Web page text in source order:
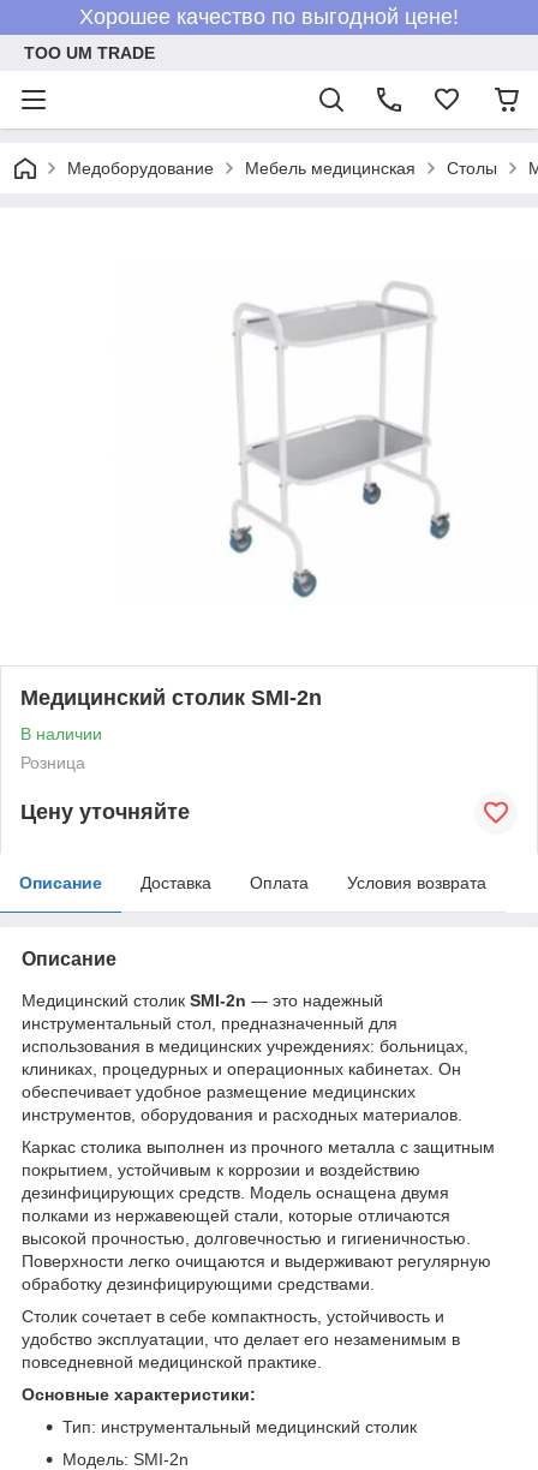
Хорошее качество по выгодной цене!
ТОО UM TRADE
Медоборудование Мебель медицинская Столы
Медицинский столик SMI-2n
В наличии
Розница
Цену уточняйте
Описание Доставка Оплата Условия возврата
Описание
Медицинский столик SMI-2n — это надежный
инструментальный стол, предназначенный для
использования в медицинских учреждениях: больницах,
клиниках, процедурных и операционных кабинетах. Он
обеспечивает удобное размещение медицинских
инструментов, оборудования и расходных материалов.
Каркас столика выполнен из прочного металла с защитным
покрытием, устойчивым к коррозии и воздействию
дезинфицирующих средств. Модель оснащена двумя
полками из нержавеющей стали, которые отличаются
высокой прочностью, долговечностью и гигиеничностью.
Поверхности легко очищаются и выдерживают регулярную
обработку дезинфицирующими средствами.
Столик сочетает в себе компактность, устойчивость и
удобство эксплуатации, что делает его незаменимым в
повседневной медицинской практике.
Основные характеристики:
Тип: инструментальный медицинский столик
Модель: SMI-2n